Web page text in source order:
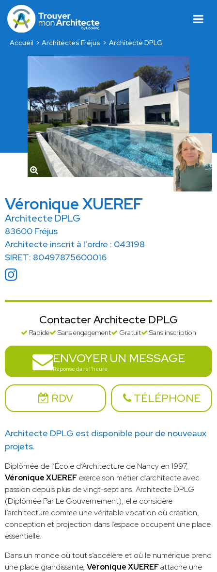
Accueil Architectes Fréjus Architecte DPLG
Véronique XUEREF
Architecte DPLG
83600 Fréjus
Architecte inscrit à l’ordre : 043198
SIRET: 80497875600016
Contacter Architecte DPLG
Rapide Sans engagement Gratuit Sans inscription
ENVOYER UN MESSAGE
Réponse dans l'heure
RDV TÉLÉPHONE
Architecte DPLG est disponible pour de nouveaux
projets.
Diplômée de l’École d’Architecture de Nancy en 1997,
Véronique XUEREFexerce son métier d’architecte avec
passion depuis plus de vingt-sept ans. Architecte DPLG
(Diplômée Par Le Gouvernement), elle considère
l’architecture comme une véritable vocation où création,
conception et projection dans l’espace occupent une place
essentielle.
Dans un monde où tout s’accélère et où le numérique prend
une place grandissante, Véronique XUEREFattache une